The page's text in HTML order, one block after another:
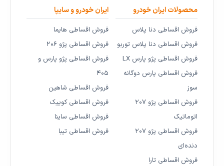
محصولات ایران خودرو
فروش اقساطی دنا پلاس
فروش اقساطی دنا پلاس توربو
فروش اقساطی پژو پارس LX
فروش اقساطی پارس دوگانه
سوز
فروش اقساطی پژو ۲۰۷
اتوماتیک
فروش اقساطی پژو ۲۰۷
دنده‌ای
فروش اقساطی تارا
ایران خودرو و سایپا
فروش اقساطی هایما
فروش اقساطی پژو ۲۰۶
فروش اقساطی پژو پارس و
۴۰۵
فروش اقساطی شاهین
فروش اقساطی کوییک
فروش اقساطی ساینا
فروش اقساطی تیبا